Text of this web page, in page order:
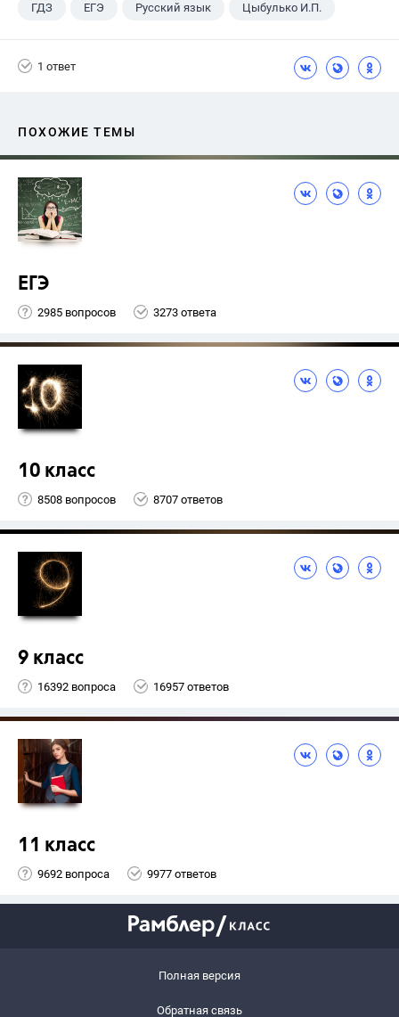
ГДЗ ЕГЭ Русский язык Цыбулько И.П.
1 ответ
ПОХОЖИЕ ТЕМЫ
ЕГЭ
2985 вопросов 3273 ответа
10 класс
8508 вопросов 8707 ответов
9 класс
16392 вопроса 16957 ответов
11 класс
9692 вопроса 9977 ответов
Полная версия
Обратная связь